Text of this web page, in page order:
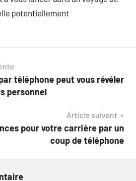
potentiellement
téléphone peut vous révéler
personnel
Article suivant
pour votre carrière par un
coup de téléphone